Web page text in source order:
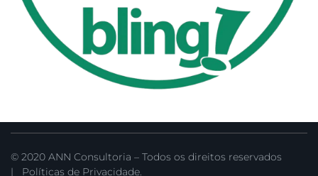
© 2020 ANN Consultoria – Todos os direitos reservados
| Políticas de Privacidade.